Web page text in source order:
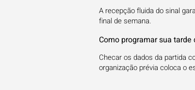
A recepção fluida do sinal
final de semana.
Como programar sua
Checar os dados da partida
organização prévia coloca o